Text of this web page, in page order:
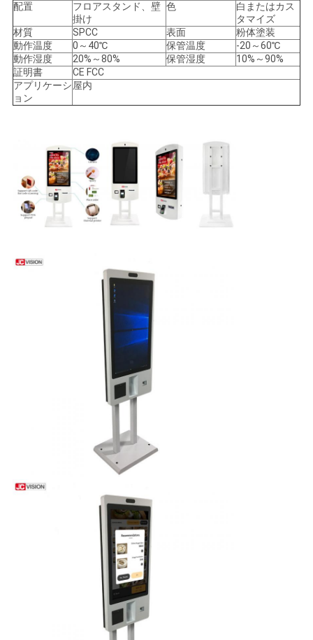
プ
ラ
イ
バ
ポ
リ
配置
フロアスタンド、壁
掛け
色
白またはカス
タマイズ
材質
SPCC 表面
粉体塗装
動作温度
0～40℃ 保管温度
-20～60℃
動作湿度
20%～80% 保管湿度
10%～90%
証明書
CE FCC
アプリケーシ
ョン
屋内